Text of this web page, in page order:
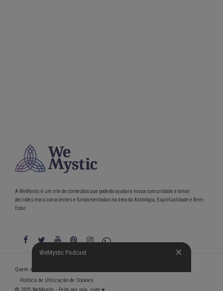
WeMystic Podcast
A WeMystic é um site de conteúdos que poderão ajudar a nossa comunidade a tomar
decisões mais conscientes e fundamentadas na área da Astrologia, Espiritualidade e Bem-
Estar.
WeMystic Podcast
Quem somos
Política de Utilização de Cookies
© 2025 WeMystic - Feito por nós, com ♥